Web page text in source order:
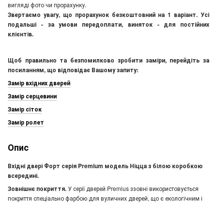
вигляді фото чи прорахунку.
Звертаємо увагу, що прорахунок безкоштовний на 1 варіант. Усі
подальші - за умови передоплати, виняток - для постійних
клієнтів.
Щоб правильно та безпомилково зробити заміри, перейдіть за
посиланням, що відповідає Вашому запиту:
Замір вхідних дверей
Замір серцевини
Замір сіток
Замір ролет
Опис
Вхідні двері Форт серія Premium модель Ніцца з білою коробкою
всередині.
Зовнішнє покриття. У серії дверей Premius ззовні використовується
покриття спеціально фарбою для вуличних дверей, що є екологічним і